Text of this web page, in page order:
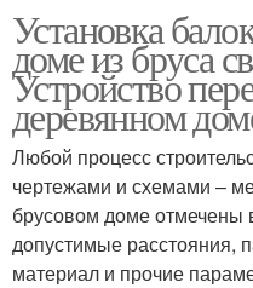
Установка
доме из бруса
Устройство
деревянном
Любой процесс
чертежами и схемами –
брусовом доме отмечены
допустимые расстояния,
материал и прочие